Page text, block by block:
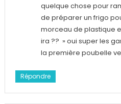
quelque chose pour
de préparer un frigo
morceau de plastique
ira ?? » oui super les
la première poubelle
Répondre